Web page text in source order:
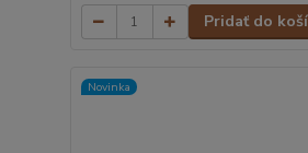
Pridať do
Novinka